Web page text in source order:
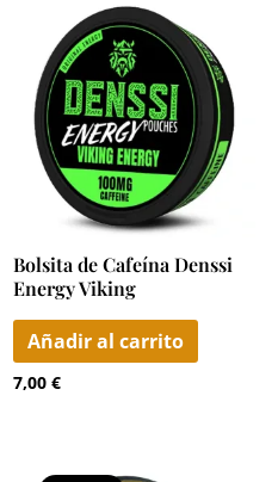
Bolsita de Cafeína Denssi
Energy Viking
Añadir al carrito
7,00 €